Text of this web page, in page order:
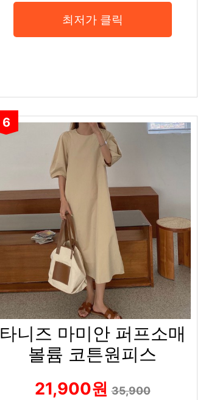
최저가 클릭
6
타니즈 마미안 퍼프소매
볼륨 코튼원피스
21,900원35,900